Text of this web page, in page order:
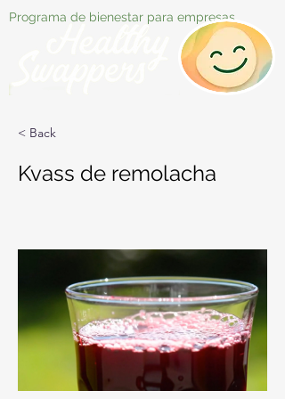
Programa de bienestar para empresas
< Back
Kvass de remolacha